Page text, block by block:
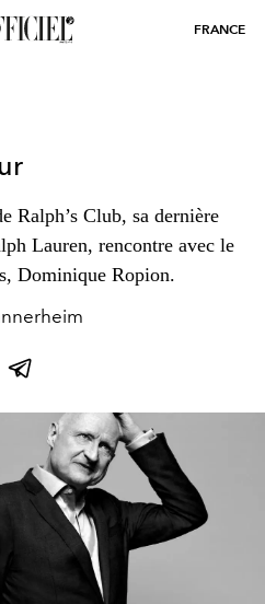
FRANCE
Ralph’s Club, sa dernière
Lauren, rencontre avec le
Dominique Ropion.